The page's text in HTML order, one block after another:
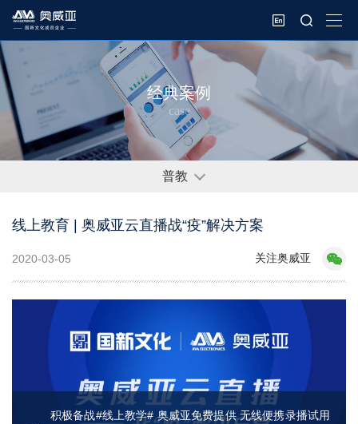
经典案例
case
普教
线上教育 | 奥威亚云直播战“疫”解决方案
2020-03-05 关注奥威亚
积极备战#线上教学# 奥威亚免费提供 无线便携录播试用